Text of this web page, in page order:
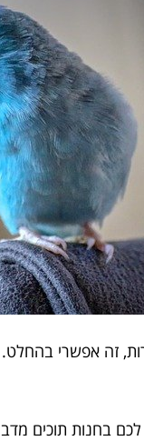
זה אפשרי
לכם בחנות תוכים